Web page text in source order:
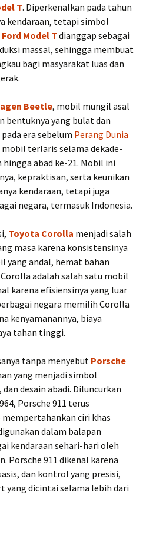
T. Diperkenalkan pada tahun
kendaraan, tetapi simbol
Ford Model T dianggap sebagai
massal, sehingga membuat
bagi masyarakat luas dan
Beetle, mobil mungil asal
bentuknya yang bulat dan
era sebelum Perang Dunia
terlaris selama dekade-
abad ke-21. Mobil ini
kepraktisan, serta keunikan
kendaraan, tetapi juga
negara, termasuk Indonesia.
Toyota Corolla menjadi salah
masa karena konsistensinya
yang andal, hemat bahan
adalah salah satu mobil
karena efisiensinya yang luar
negara memilih Corolla
kenyamanannya, biaya
tahan tinggi.
tanpa menyebut Porsche
yang menjadi simbol
desain abadi. Diluncurkan
Porsche 911 terus
ciri khas
dalam balapan
kendaraan sehari-hari oleh
Porsche 911 dikenal karena
dan kontrol yang presisi,
yang dicintai selama lebih dari